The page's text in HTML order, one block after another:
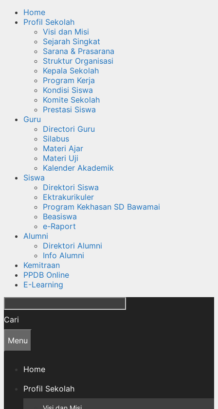
Home
Profil Sekolah
Visi dan Misi
Sejarah Singkat
Sarana & Prasarana
Struktur Organisasi
Kepala Sekolah
Program Kerja
Kondisi Siswa
Komite Sekolah
Prestasi Siswa
Guru
Directori Guru
Silabus
Materi Ajar
Materi Uji
Kalender Akademik
Siswa
Direktori Siswa
Ektrakurikuler
Program Kekhasan SD Bawamai
Beasiswa
e-Raport
Alumni
Direktori Alumni
Info Alumni
Kemitraan
PPDB Online
E-Learning
Cari
Menu
Home
Profil Sekolah